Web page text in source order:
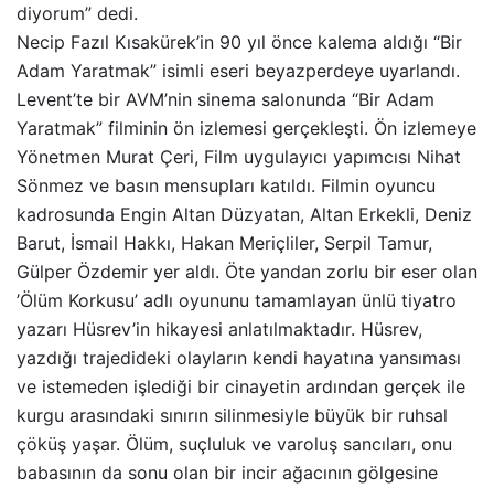
diyorum” dedi.
Necip Fazıl Kısakürek’in 90 yıl önce kalema aldığı “Bir
Adam Yaratmak” isimli eseri beyazperdeye uyarlandı.
Levent’te bir AVM’nin sinema salonunda “Bir Adam
Yaratmak” filminin ön izlemesi gerçekleşti. Ön izlemeye
Yönetmen Murat Çeri, Film uygulayıcı yapımcısı Nihat
Sönmez ve basın mensupları katıldı. Filmin oyuncu
kadrosunda Engin Altan Düzyatan, Altan Erkekli, Deniz
Barut, İsmail Hakkı, Hakan Meriçliler, Serpil Tamur,
Gülper Özdemir yer aldı. Öte yandan zorlu bir eser olan
’Ölüm Korkusu’ adlı oyununu tamamlayan ünlü tiyatro
yazarı Hüsrev’in hikayesi anlatılmaktadır. Hüsrev,
yazdığı trajedideki olayların kendi hayatına yansıması
ve istemeden işlediği bir cinayetin ardından gerçek ile
kurgu arasındaki sınırın silinmesiyle büyük bir ruhsal
çöküş yaşar. Ölüm, suçluluk ve varoluş sancıları, onu
babasının da sonu olan bir incir ağacının gölgesine